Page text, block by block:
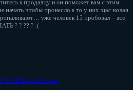
к продавцу и он поможет вам с этим
начать чтобы пронесло а то у них щас новая
уже человек 15 пробовал – все
? ? ?? ? :(
в 12:34 пп